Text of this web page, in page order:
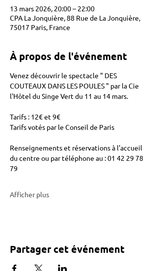
13 mars 2026, 20:00 – 22:00
CPA La Jonquière, 88 Rue de La Jonquière,
75017 Paris, France
À propos de l'événement
Venez découvrir le spectacle " DES
COUTEAUX DANS LES POULES " par la Cie
l'Hôtel du Singe Vert du 11 au 14 mars.
Tarifs : 12€ et 9€
Tarifs votés par le Conseil de Paris
Renseignements et réservations à l'accueil
du centre ou par téléphone au : 01 42 29 78
79
Afficher plus
Partager cet événement